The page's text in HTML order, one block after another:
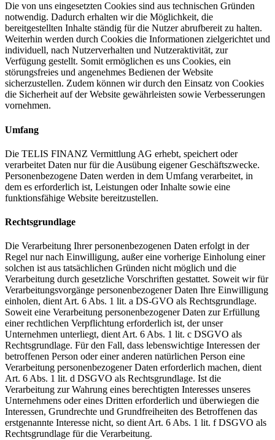
Die von uns eingesetzten Cookies sind aus technischen Gründen
notwendig. Dadurch erhalten wir die Möglichkeit, die
bereitgestellten Inhalte ständig für die Nutzer abrufbereit zu halten.
Weiterhin werden durch Cookies die Informationen zielgerichtet und
individuell, nach Nutzerverhalten und Nutzeraktivität, zur
Verfügung gestellt. Somit ermöglichen es uns Cookies, ein
störungsfreies und angenehmes Bedienen der Website
sicherzustellen. Zudem können wir durch den Einsatz von Cookies
die Sicherheit auf der Website gewährleisten sowie Verbesserungen
vornehmen.
Umfang
Die TELIS FINANZ Vermittlung AG erhebt, speichert oder
verarbeitet Daten nur für die Ausübung eigener Geschäftszwecke.
Personenbezogene Daten werden in dem Umfang verarbeitet, in
dem es erforderlich ist, Leistungen oder Inhalte sowie eine
funktionsfähige Website bereitzustellen.
Rechtsgrundlage
Die Verarbeitung Ihrer personenbezogenen Daten erfolgt in der
Regel nur nach Einwilligung, außer eine vorherige Einholung einer
solchen ist aus tatsächlichen Gründen nicht möglich und die
Verarbeitung durch gesetzliche Vorschriften gestattet. Soweit wir für
Verarbeitungsvorgänge personenbezogener Daten Ihre Einwilligung
einholen, dient Art. 6 Abs. 1 lit. a DS-GVO als Rechtsgrundlage.
Soweit eine Verarbeitung personenbezogener Daten zur Erfüllung
einer rechtlichen Verpflichtung erforderlich ist, der unser
Unternehmen unterliegt, dient Art. 6 Abs. 1 lit. c DSGVO als
Rechtsgrundlage. Für den Fall, dass lebenswichtige Interessen der
betroffenen Person oder einer anderen natürlichen Person eine
Verarbeitung personenbezogener Daten erforderlich machen, dient
Art. 6 Abs. 1 lit. d DSGVO als Rechtsgrundlage. Ist die
Verarbeitung zur Wahrung eines berechtigten Interesses unseres
Unternehmens oder eines Dritten erforderlich und überwiegen die
Interessen, Grundrechte und Grundfreiheiten des Betroffenen das
erstgenannte Interesse nicht, so dient Art. 6 Abs. 1 lit. f DSGVO als
Rechtsgrundlage für die Verarbeitung.